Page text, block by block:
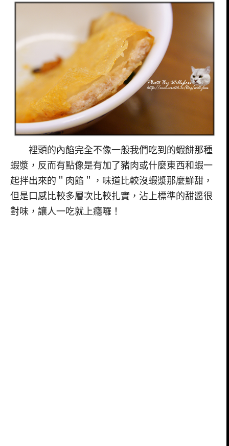
裡頭的內餡完全不像一般我們吃到的蝦餅那種
蝦漿，反而有點像是有加了豬肉或什麼東西和蝦一
起拌出來的＂肉餡＂，味道比較沒蝦漿那麼鮮甜，
但是口感比較多層次比較扎實，沾上標準的甜醬很
對味，讓人一吃就上癮囉！